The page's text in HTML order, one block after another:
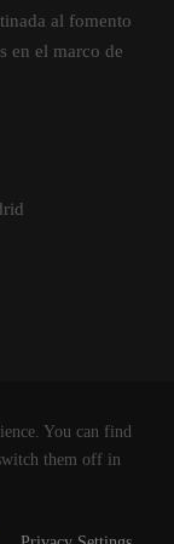
al fomento
en el marco de
S.L.
You can find
them off in